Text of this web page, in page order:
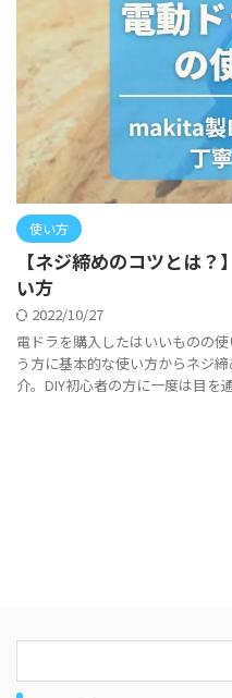
使い方
【ネジ締めのコツとは
い方
2022/10/27
電ドラを購入したはいいものの
う方に基本的な使い方からネジ
介。DIY初心者の方に一度は目を